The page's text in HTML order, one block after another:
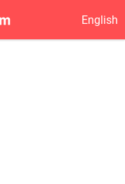
English